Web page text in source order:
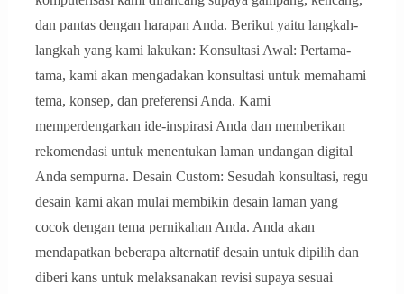
dan pantas dengan harapan Anda. Berikut yaitu langkah-
langkah yang kami lakukan: Konsultasi Awal: Pertama-
tama, kami akan mengadakan konsultasi untuk memahami
tema, konsep, dan preferensi Anda. Kami
memperdengarkan ide-inspirasi Anda dan memberikan
rekomendasi untuk menentukan laman undangan digital
Anda sempurna. Desain Custom: Sesudah konsultasi, regu
desain kami akan mulai membikin desain laman yang
cocok dengan tema pernikahan Anda. Anda akan
mendapatkan beberapa alternatif desain untuk dipilih dan
diberi kans untuk melaksanakan revisi supaya sesuai